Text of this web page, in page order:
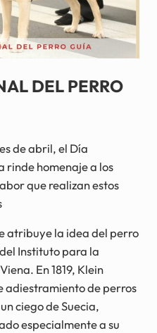
DEL PERRO
de abril, el Día
rinde homenaje a los
que realizan estos
atribuye la idea del perro
Instituto para la
En 1819, Klein
adiestramiento de perros
ciego de Suecia,
especialmente a su